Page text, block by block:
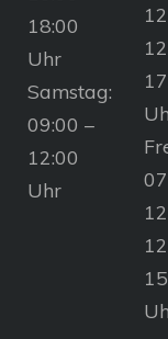
18:00
Uhr
Samstag:
09:00 –
12:00
Uhr